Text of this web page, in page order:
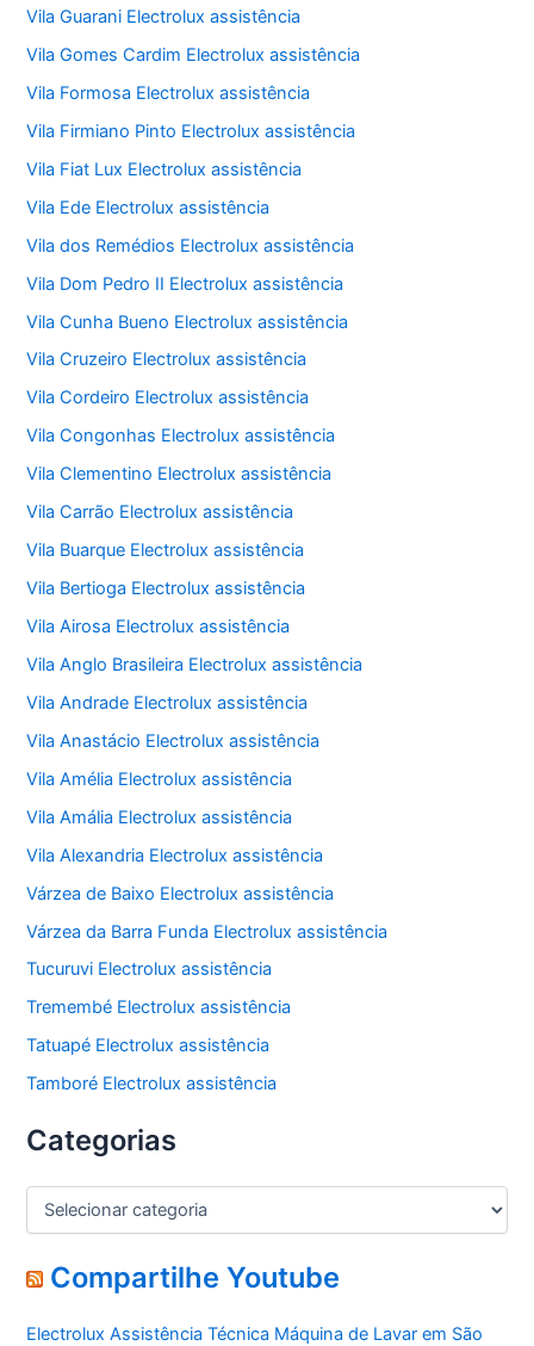
Vila Guarani Electrolux assistência
Vila Gomes Cardim Electrolux assistência
Vila Formosa Electrolux assistência
Vila Firmiano Pinto Electrolux assistência
Vila Fiat Lux Electrolux assistência
Vila Ede Electrolux assistência
Vila dos Remédios Electrolux assistência
Vila Dom Pedro II Electrolux assistência
Vila Cunha Bueno Electrolux assistência
Vila Cruzeiro Electrolux assistência
Vila Cordeiro Electrolux assistência
Vila Congonhas Electrolux assistência
Vila Clementino Electrolux assistência
Vila Carrão Electrolux assistência
Vila Buarque Electrolux assistência
Vila Bertioga Electrolux assistência
Vila Airosa Electrolux assistência
Vila Anglo Brasileira Electrolux assistência
Vila Andrade Electrolux assistência
Vila Anastácio Electrolux assistência
Vila Amélia Electrolux assistência
Vila Amália Electrolux assistência
Vila Alexandria Electrolux assistência
Várzea de Baixo Electrolux assistência
Várzea da Barra Funda Electrolux assistência
Tucuruvi Electrolux assistência
Tremembé Electrolux assistência
Tatuapé Electrolux assistência
Tamboré Electrolux assistência
Categorias
C
e
g
r
Compartilhe Youtube
Electrolux Assistência Técnica Máquina de Lavar em São